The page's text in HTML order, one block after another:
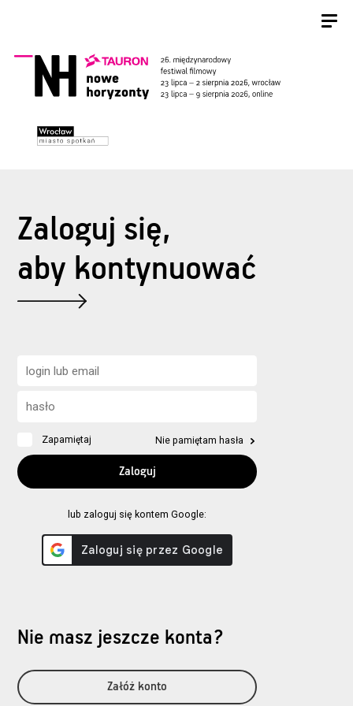
Zaloguj się,
aby kontynuować
Zapamiętaj Nie pamiętam hasła
lub zaloguj się kontem Google:
Nie masz jeszcze konta?
Załóż konto